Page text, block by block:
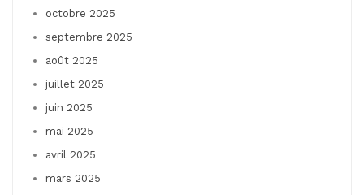
octobre 2025
septembre 2025
août 2025
juillet 2025
juin 2025
mai 2025
avril 2025
mars 2025